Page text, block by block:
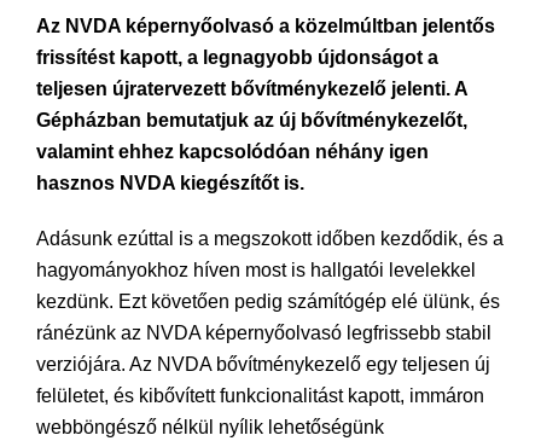
Az NVDA képernyőolvasó a közelmúltban jelentős
frissítést kapott, a legnagyobb újdonságot a
teljesen újratervezett bővítménykezelő jelenti. A
Gépházban bemutatjuk az új bővítménykezelőt,
valamint ehhez kapcsolódóan néhány igen
hasznos NVDA kiegészítőt is.
Adásunk ezúttal is a megszokott időben kezdődik, és a
hagyományokhoz híven most is hallgatói levelekkel
kezdünk. Ezt követően pedig számítógép elé ülünk, és
ránézünk az NVDA képernyőolvasó legfrissebb stabil
verziójára. Az NVDA bővítménykezelő egy teljesen új
felületet, és kibővített funkcionalitást kapott, immáron
webböngésző nélkül nyílik lehetőségünk